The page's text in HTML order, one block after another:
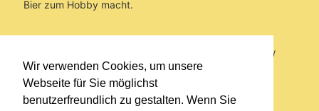
Wir verwenden Cookies, um unsere
Webseite für Sie möglichst
benutzerfreundlich zu gestalten. Wenn Sie
Bier zum Hobby macht.
Sie befinden sich auf https://www.bierkreiszeichen.at/
im Pfad:Bierkreiszeichen/Gesammelte Biere
Erstellt: 2026-08-06